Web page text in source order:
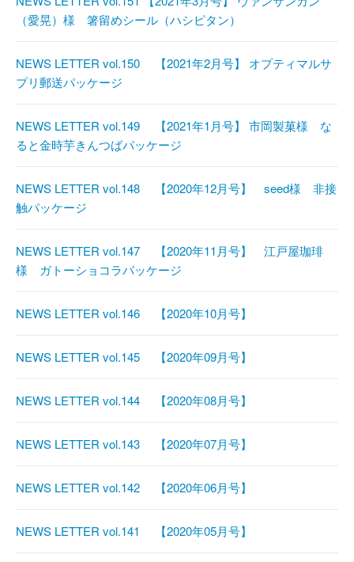
（愛晃）様 箸留めシール（ハシピタン）
NEWS LETTER vol.150 【2021年2月号】 オプティマルサ
プリ郵送パッケージ
NEWS LETTER vol.149 【2021年1月号】 市岡製菓様 な
ると金時芋きんつばパッケージ
NEWS LETTER vol.148 【2020年12月号】 seed様 非接
触パッケージ
NEWS LETTER vol.147 【2020年11月号】 江戸屋珈琲
様 ガトーショコラパッケージ
NEWS LETTER vol.146 【2020年10月号】
NEWS LETTER vol.145 【2020年09月号】
NEWS LETTER vol.144 【2020年08月号】
NEWS LETTER vol.143 【2020年07月号】
NEWS LETTER vol.142 【2020年06月号】
NEWS LETTER vol.141 【2020年05月号】